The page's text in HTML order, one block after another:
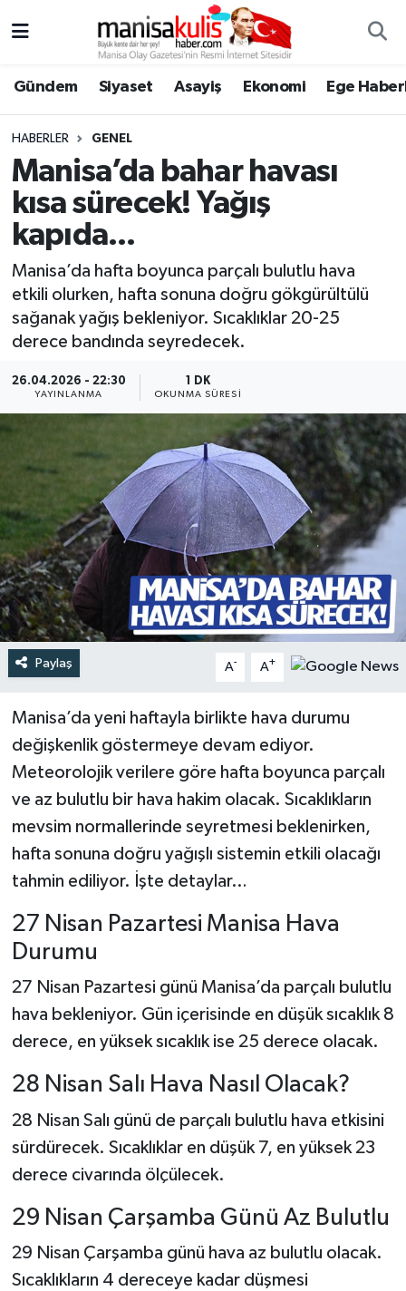
Gündem Siyaset Asayiş Ekonomi Ege
HABERLER GENEL
Manisa’da bahar havası
kısa sürecek! Yağış
kapıda...
Manisa’da hafta boyunca parçalı bulutlu hava
etkili olurken, hafta sonuna doğru gökgürültülü
sağanak yağış bekleniyor. Sıcaklıklar 20-25
derece bandında seyredecek.
26.04.2026 - 22:30
YAYINLANMA
1 DK
OKUNMA SÜRESI
Paylaş A- A+
Manisa’da yeni haftayla birlikte hava durumu
değişkenlik göstermeye devam ediyor.
Meteorolojik verilere göre hafta boyunca parçalı
ve az bulutlu bir hava hakim olacak. Sıcaklıkların
mevsim normallerinde seyretmesi beklenirken,
hafta sonuna doğru yağışlı sistemin etkili olacağı
tahmin ediliyor. İşte detaylar…
27 Nisan Pazartesi Manisa Hava
Durumu
27 Nisan Pazartesi günü Manisa’da parçalı bulutlu
hava bekleniyor. Gün içerisinde en düşük sıcaklık 8
derece, en yüksek sıcaklık ise 25 derece olacak.
28 Nisan Salı Hava Nasıl Olacak?
28 Nisan Salı günü de parçalı bulutlu hava etkisini
sürdürecek. Sıcaklıklar en düşük 7, en yüksek 23
derece civarında ölçülecek.
29 Nisan Çarşamba Günü Az Bulutlu
29 Nisan Çarşamba günü hava az bulutlu olacak.
Sıcaklıkların 4 dereceye kadar düşmesi
Ege Haberleri
Ekonomi
Genel
Gündem
Resmi İlan
Siyaset
Spor
Yaşam
Yunusemre Hava Durumu
Yunusemre Trafik Yoğunluk Haritası
Süper Lig Puan Durumu ve Fikstür
Tüm Manşetler
Son Dakika Haberleri
Haber Arşivi